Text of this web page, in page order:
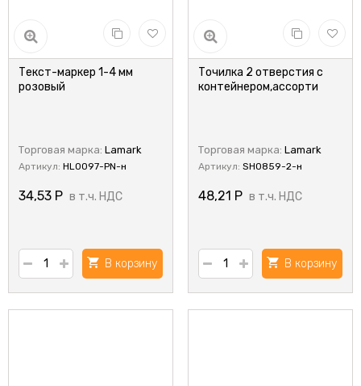
Текст-маркер 1-4 мм
розовый
Торговая марка: Lamark
Артикул: HL0097-PN-н
34,53 Р в т.ч. НДС
В корзину
Точилка 2 отверстия с
контейнером,ассорти
Торговая марка: Lamark
Артикул: SH0859-2-н
48,21 Р в т.ч. НДС
В корзину